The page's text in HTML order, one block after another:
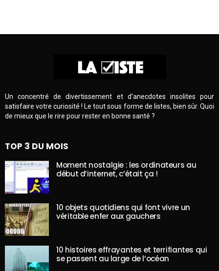
Un concentré de divertissement et d’anecdotes insolites pour
satisfaire votre curiosité ! Le tout sous forme de listes, bien sûr. Quoi
de mieux que le rire pour rester en bonne santé ?
TOP 3 DU MOIS
Moment nostalgie : les ordinateurs au
début d’internet, c’était ça !
10 objets quotidiens qui font vivre un
véritable enfer aux gauchers
10 histoires effrayantes et terrifiantes qui
se passent au large de l’océan